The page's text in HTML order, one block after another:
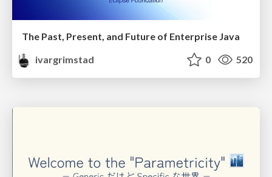
The Past, Present, and Future of Enterprise Java
ivargrimstad
0 520